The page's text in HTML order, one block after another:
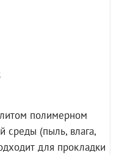
полимерном
среды (пыль, влага,
для прокладки